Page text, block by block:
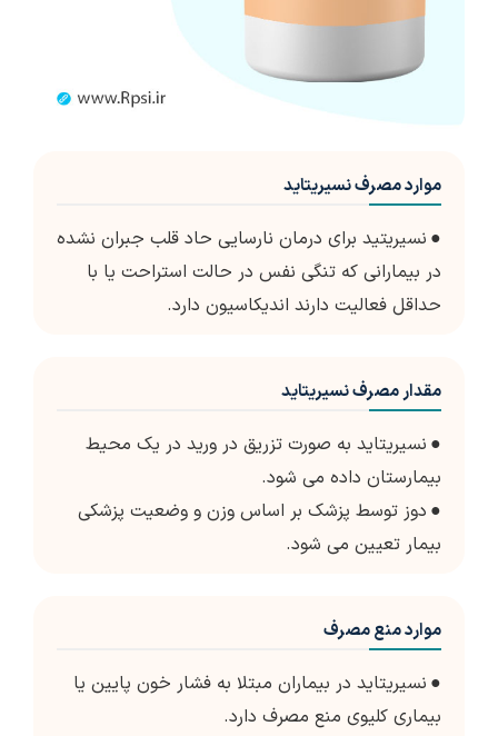
موارد مصرف نسیریتاید
● نسیریتید برای درمان نارسایی حاد قلب جبران نشده
در بیمارانی که تنگی نفس در حالت استراحت یا با
حداقل فعالیت دارند اندیکاسیون دارد.
مقدار مصرف نسیریتاید
● نسیریتاید به صورت تزریق در ورید در یک محیط
بیمارستان داده می شود.
● دوز توسط پزشک بر اساس وزن و وضعیت پزشکی
بیمار تعیین می شود.
موارد منع مصرف
● نسیریتاید در بیماران مبتلا به فشار خون پایین یا
بیماری کلیوی منع مصرف دارد.